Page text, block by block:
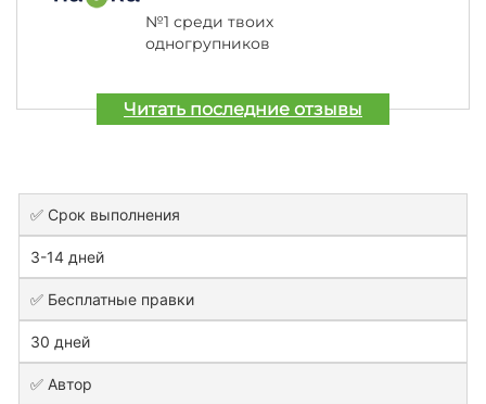
№1 среди твоих
одногрупников
Читать последние отзывы
✅ Срок выполнения
3-14 дней
✅ Бесплатные правки
30 дней
✅ Автор